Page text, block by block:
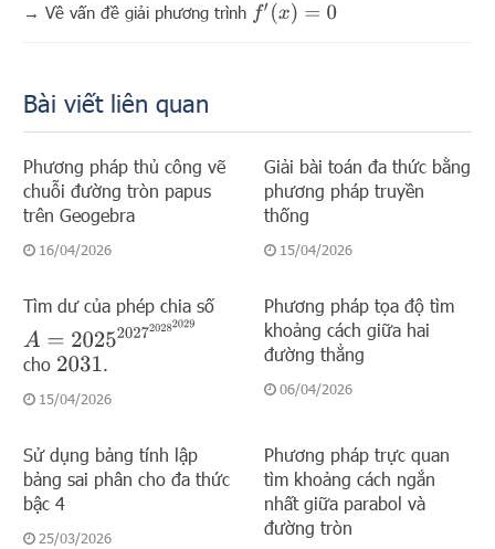
→ Về vấn đề giải phương trình f′( x)=0
Bài viết liên quan
Phương pháp thủ công vẽ
chuỗi đường tròn papus
trên Geogebra
16/04/2026
Giải bài toán đa thức bằng
phương pháp truyền
thống
15/04/2026
Tìm dư của phép chia số
A= 2025202720282029
cho 2031 .
15/04/2026
Phương pháp tọa độ tìm
khoảng cách giữa hai
đường thẳng
06/04/2026
Sử dụng bảng tính lập
bảng sai phân cho đa thức
bậc 4
25/03/2026
Phương pháp trực quan
tìm khoảng cách ngắn
nhất giữa parabol và
đường tròn